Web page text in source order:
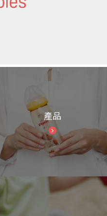
產品